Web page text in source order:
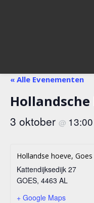
« Alle Evenementen
3 oktober @ 13:00
Hollandse hoeve, Goes
Kattendijksedijk 27
GOES, 4463 AL
+ Google Maps